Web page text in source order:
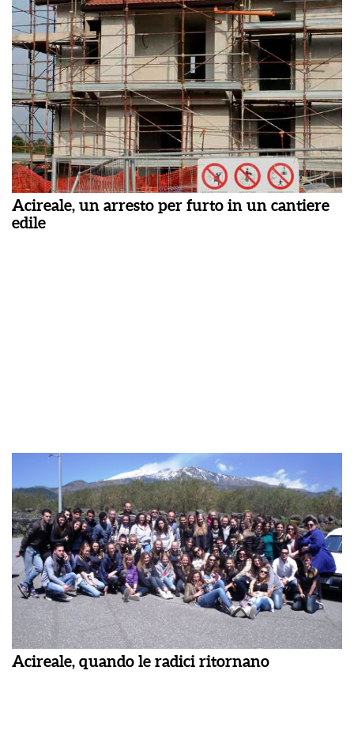
Acireale, un arresto per furto in un cantiere
edile
Acireale, quando le radici ritornano